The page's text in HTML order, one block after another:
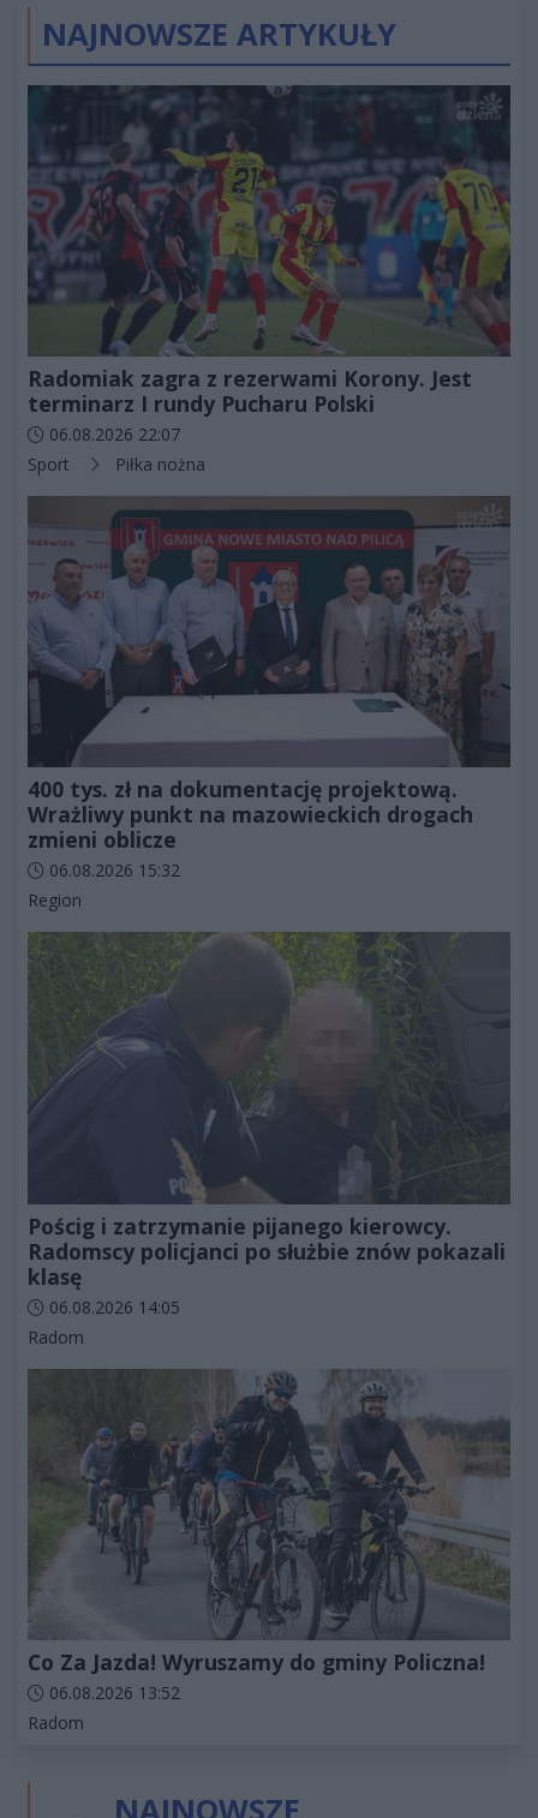
NAJNOWSZE ARTYKUŁY
Radomiak zagra z rezerwami Korony. Jest
terminarz I rundy Pucharu Polski
Data dodania artykułu:
06.08.2026 22:07
Kategorie artykułu:
Sport Piłka nożna
400 tys. zł na dokumentację projektową.
Wrażliwy punkt na mazowieckich drogach
zmieni oblicze
Data dodania artykułu:
06.08.2026 15:32
Kategorie artykułu:
Region
Pościg i zatrzymanie pijanego kierowcy.
Radomscy policjanci po służbie znów pokazali
klasę
Data dodania artykułu:
06.08.2026 14:05
Kategorie artykułu:
Radom
Co Za Jazda! Wyruszamy do gminy Policzna!
Data dodania artykułu:
06.08.2026 13:52
Kategorie artykułu:
Radom